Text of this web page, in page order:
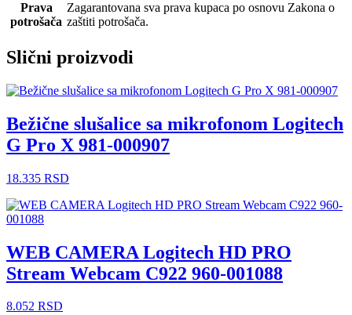
Prava
potrošača
Zagarantovana sva prava kupaca po osnovu Zakona o
zaštiti potrošača.
Slični proizvodi
Bežične slušalice sa mikrofonom Logitech
G Pro X 981-000907
18.335 RSD
WEB CAMERA Logitech HD PRO
Stream Webcam C922 960-001088
8.052 RSD